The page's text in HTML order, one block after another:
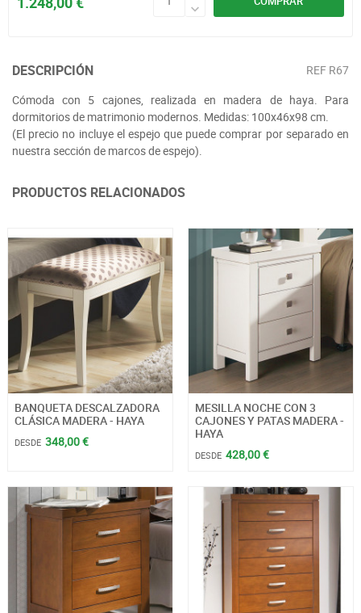
DESCRIPCIÓN REF R67
Cómoda con 5 cajones, realizada en madera de haya. Para
dormitorios de matrimonio modernos. Medidas: 100x46x98 cm.
(El precio no incluye el espejo que puede comprar por separado en
nuestra sección de marcos de espejo).
PRODUCTOS RELACIONADOS
BANQUETA DESCALZADORA
CLÁSICA MADERA - HAYA
DESDE 348,00 €
MESILLA NOCHE CON 3
CAJONES Y PATAS MADERA -
HAYA
DESDE 428,00 €